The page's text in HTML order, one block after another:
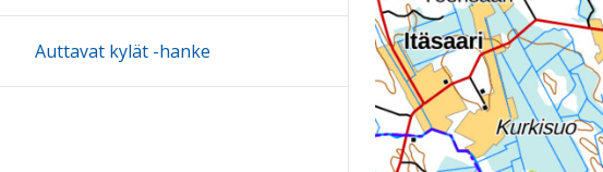
Auttavat kylät -hanke